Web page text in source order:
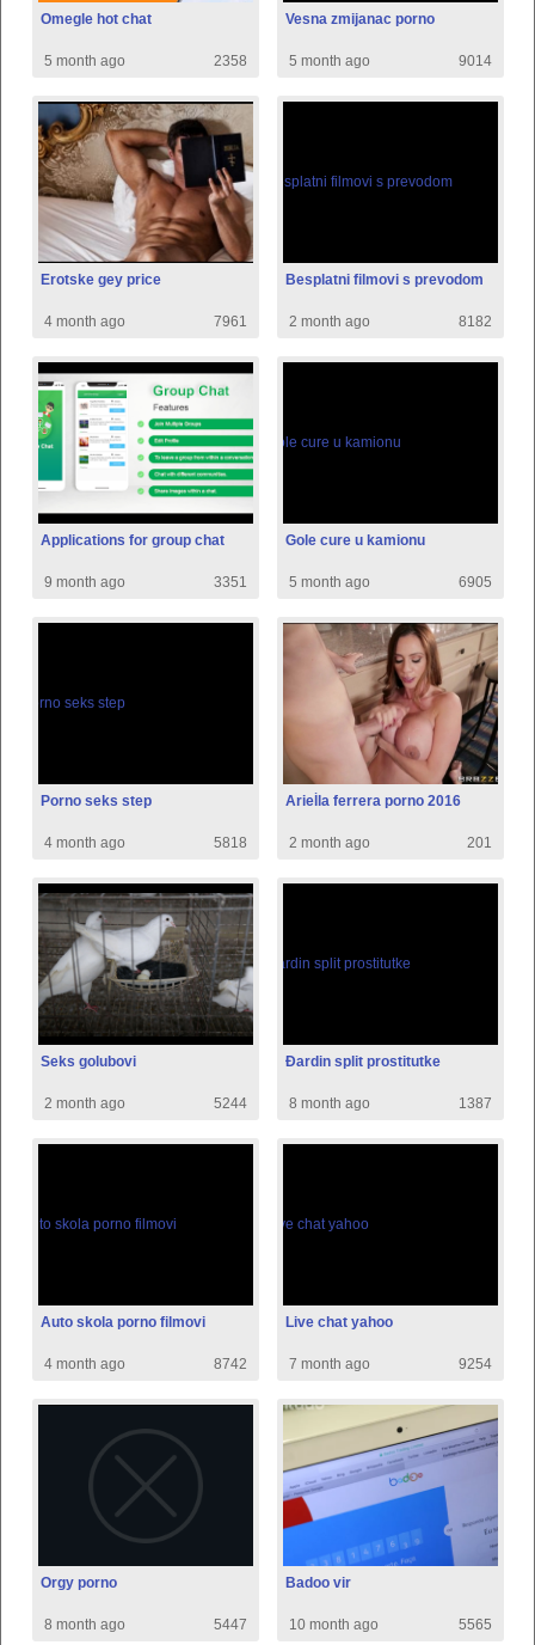
Omegle hot chat
5 month ago 2358
Vesna zmijanac porno
5 month ago 9014
Erotske gey price
4 month ago 7961
Besplatni filmovi s prevodom
2 month ago 8182
Applications for group chat
9 month ago 3351
Gole cure u kamionu
5 month ago 6905
Porno seks step
4 month ago 5818
Arieĺla ferrera porno 2016
2 month ago 201
Seks golubovi
2 month ago 5244
Đardin split prostitutke
8 month ago 1387
Auto skola porno filmovi
4 month ago 8742
Live chat yahoo
7 month ago 9254
Orgy porno
8 month ago 5447
Badoo vir
10 month ago 5565